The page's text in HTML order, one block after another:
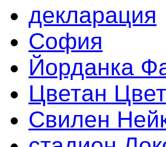
декларация
София
Йорданка
Цветан
Свилен